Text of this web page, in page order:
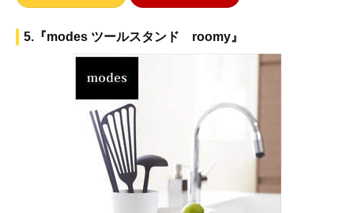
5.『modes ツールスタンド roomy』